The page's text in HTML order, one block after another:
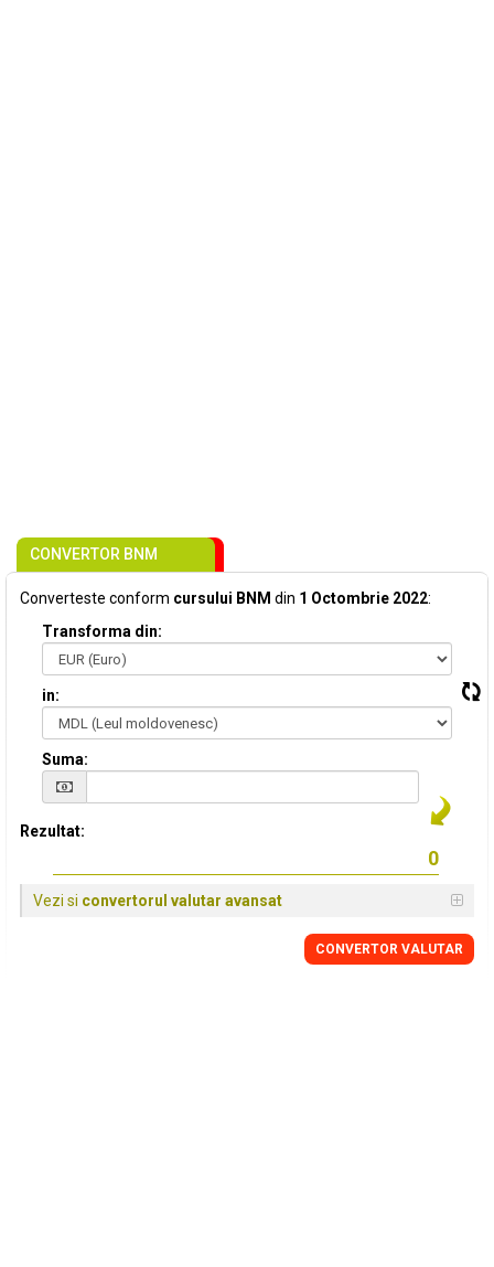
CONVERTOR BNM
Converteste conform cursului BNM din 1 Octombrie 2022:
Transforma din:
in:
Suma:
Rezultat:
Vezi si convertorul valutar avansat
CONVERTOR VALUTAR